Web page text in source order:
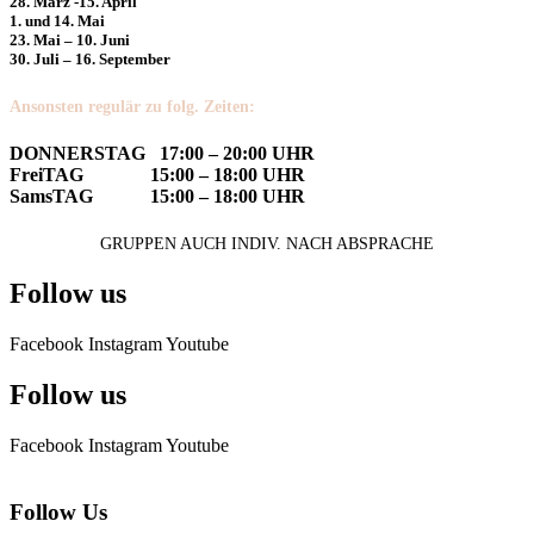
1. und 14. Mai
23. Mai – 10. Juni
30. Juli – 16. September
Ansonsten regulär zu folg. Zeiten:
DONNERSTAG 17:00 – 20:00 UHR
FreiTAG 15:00 – 18:00 UHR
SamsTAG 15:00 – 18:00 UHR
GRUPPEN AUCH INDIV. NACH ABSPRACHE
Follow us
Facebook InstagramYoutube
Follow us
Facebook InstagramYoutube
Follow Us